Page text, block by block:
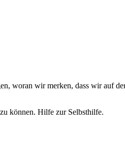
woran wir merken, dass wir auf
können. Hilfe zur Selbsthilfe.